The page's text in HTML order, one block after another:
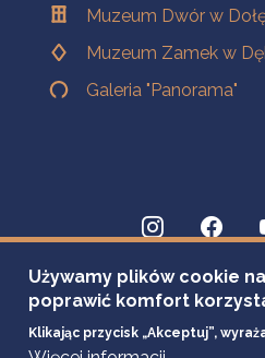
Muzeum Dwór w
Muzeum Zamek w
Galeria "Panorama"
Używamy plików cookie
poprawić komfort
Klikając przycisk „Akceptuj”,